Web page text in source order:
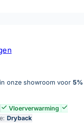
onze showroom voor 5%
Vloerverwarming
Dryback